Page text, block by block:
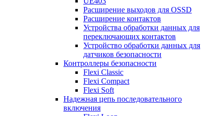
Расширение выходов для OSSD
Расширение контактов
Устройства обработки данных для
переключающих контактов
Устройство обработки данных для
датчиков безопасности
Контроллеры безопасности
Flexi Classic
Flexi Compact
Flexi Soft
Надежная цепь последовательного
включения